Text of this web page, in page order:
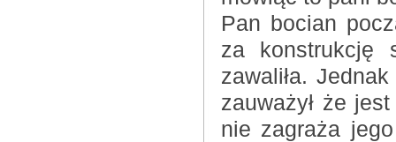
Pan bocian
za konstrukcję
zawaliła.
zauważył że
nie zagraża